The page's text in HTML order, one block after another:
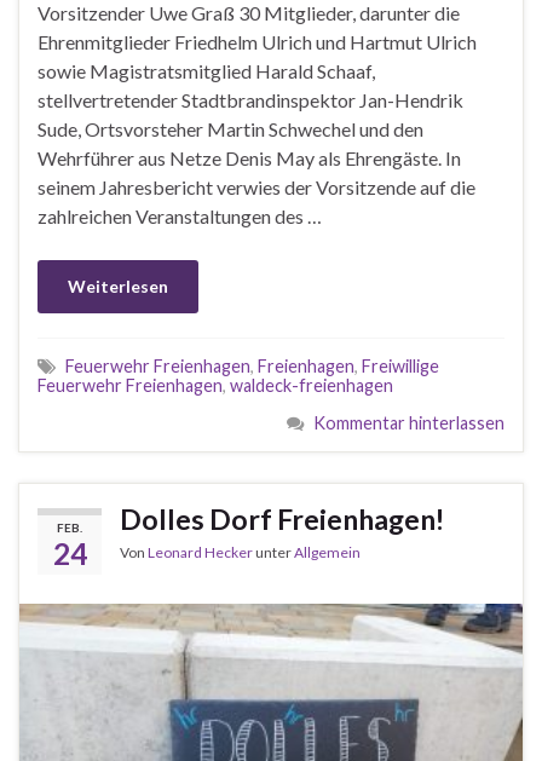
Vorsitzender Uwe Graß 30 Mitglieder, darunter die
Ehrenmitglieder Friedhelm Ulrich und Hartmut Ulrich
sowie Magistratsmitglied Harald Schaaf,
stellvertretender Stadtbrandinspektor Jan-Hendrik
Sude, Ortsvorsteher Martin Schwechel und den
Wehrführer aus Netze Denis May als Ehrengäste. In
seinem Jahresbericht verwies der Vorsitzende auf die
zahlreichen Veranstaltungen des …
Weiterlesen
Feuerwehr Freienhagen, Freienhagen, Freiwillige
Feuerwehr Freienhagen, waldeck-freienhagen
Kommentar hinterlassen
FEB.
24
Dolles Dorf Freienhagen!
Von Leonard HeckerunterAllgemein